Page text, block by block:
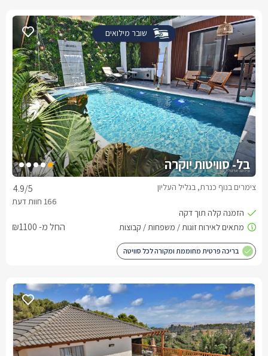
שובר מילואים
בל- סוויטות יוקרה
4.9/5 צימרים בנוף כנרת, בגליל העליון
החל מ- ₪1100
בריכה פרטית מחוממת ומקורה לכל סוויטה